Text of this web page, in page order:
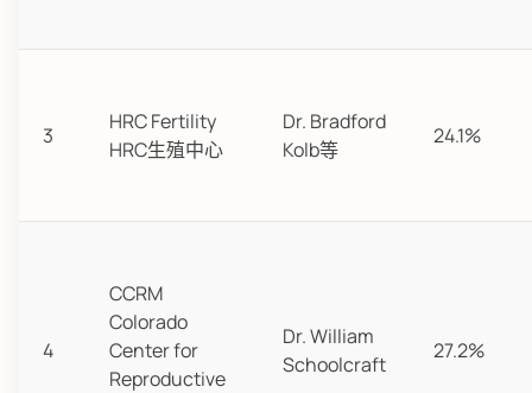
3
HRC Fertility
HRC生殖中心
Dr. Bradford
Kolb等
24.1%
4
CCRM
Colorado
Center for
Reproductive
Dr. William
Schoolcraft
27.2%